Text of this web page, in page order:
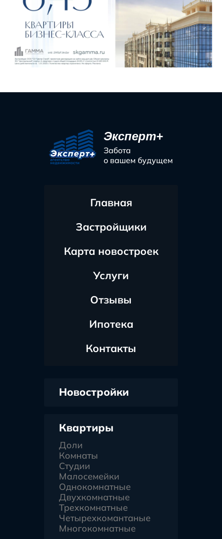
Эксперт+
Забота
о вашем будущем
Главная
Застройщики
Карта новостроек
Услуги
Отзывы
Ипотека
Контакты
Новостройки
Квартиры
Доли
Комнаты
Студии
Малосемейки
Однокомнатные
Двухкомнатные
Трехкомнатные
Четырехкомантаные
Многокомнатные